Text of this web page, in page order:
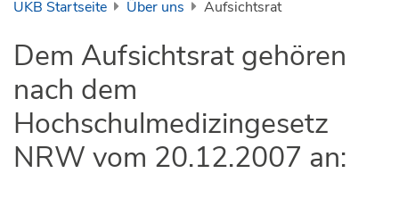
UKB Startseite Über uns Aufsichtsrat
Dem Aufsichtsrat gehören
nach dem
Hochschulmedizingesetz
NRW vom 20.12.2007 an: